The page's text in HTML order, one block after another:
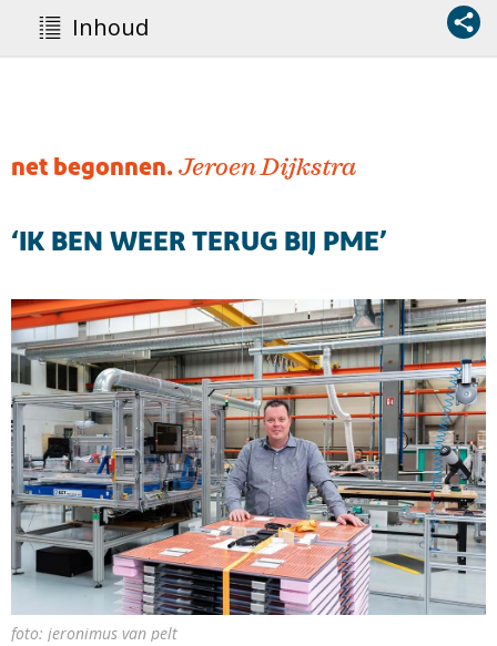
Inhoud
net begonnen. Jeroen Dijkstra
‘IK BEN WEER TERUG BIJ PME’
foto: jeronimus van pelt